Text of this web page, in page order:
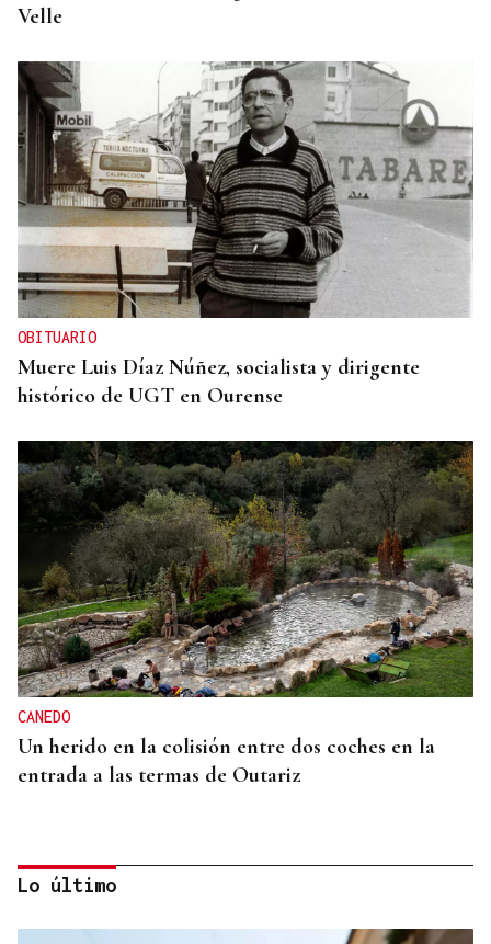
Velle
OBITUARIO
Muere Luis Díaz Núñez, socialista y dirigente
histórico de UGT en Ourense
CANEDO
Un herido en la colisión entre dos coches en la
entrada a las termas de Outariz
Lo último